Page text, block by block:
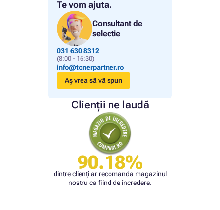
Te vom ajuta.
Consultant de
selectie
031 630 8312
(8:00 - 16:30)
info@tonerpartner.ro
Aș vrea să vă spun
Clienții ne laudă
90.18%
dintre clienți ar recomanda magazinul
nostru ca fiind de încredere.